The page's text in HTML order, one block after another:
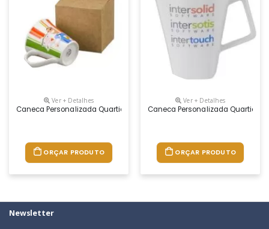
Ver + Detalhes
Caneca Personalizada Quartier 350ml Branca
ORÇAR PRODUTO
Ver + Detalhes
Caneca Personalizada Quartier
ORÇAR PRODUTO
Newsletter